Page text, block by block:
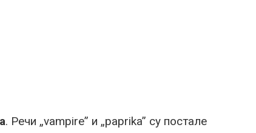
. Речи „vampire” и „paprika” су постале